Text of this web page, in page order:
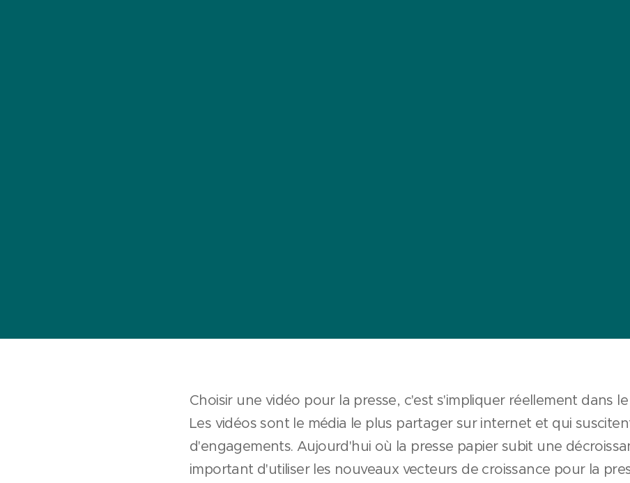
Choisir une vidéo pour la presse, c'est s'impliquer réellement dans
Les vidéos sont le média le plus partager sur internet et qui
d'engagements. Aujourd'hui où la presse papier subit une
important d'utiliser les nouveaux vecteurs de croissance pour la